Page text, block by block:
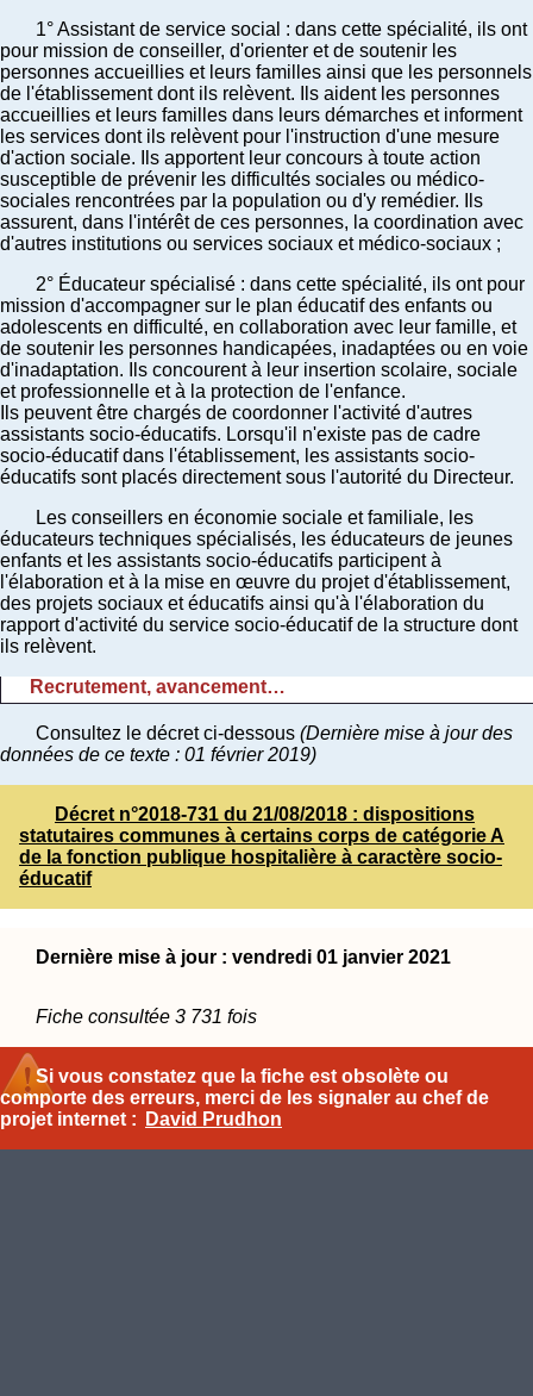
1° Assistant de service social : dans cette spécialité, ils ont
pour mission de conseiller, d'orienter et de soutenir les
personnes accueillies et leurs familles ainsi que les personnels
de l'établissement dont ils relèvent. Ils aident les personnes
accueillies et leurs familles dans leurs démarches et informent
les services dont ils relèvent pour l'instruction d'une mesure
d'action sociale. Ils apportent leur concours à toute action
susceptible de prévenir les difficultés sociales ou médico-
sociales rencontrées par la population ou d'y remédier. Ils
assurent, dans l'intérêt de ces personnes, la coordination avec
d'autres institutions ou services sociaux et médico-sociaux ;
2° Éducateur spécialisé : dans cette spécialité, ils ont pour
mission d'accompagner sur le plan éducatif des enfants ou
adolescents en difficulté, en collaboration avec leur famille, et
de soutenir les personnes handicapées, inadaptées ou en voie
d'inadaptation. Ils concourent à leur insertion scolaire, sociale
et professionnelle et à la protection de l'enfance.
Ils peuvent être chargés de coordonner l'activité d'autres
assistants socio-éducatifs. Lorsqu'il n'existe pas de cadre
socio-éducatif dans l'établissement, les assistants socio-
éducatifs sont placés directement sous l'autorité du Directeur.
Les conseillers en économie sociale et familiale, les
éducateurs techniques spécialisés, les éducateurs de jeunes
enfants et les assistants socio-éducatifs participent à
l'élaboration et à la mise en œuvre du projet d'établissement,
des projets sociaux et éducatifs ainsi qu'à l'élaboration du
rapport d'activité du service socio-éducatif de la structure dont
ils relèvent.
Recrutement, avancement…
Consultez le décret ci-dessous (Dernière mise à jour des
données de ce texte : 01 février 2019)
Décret n°2018-731 du 21/08/2018 : dispositions
statutaires communes à certains corps de catégorie A
de la fonction publique hospitalière à caractère socio-
éducatif
Dernière mise à jour : vendredi 01 janvier 2021
Fiche consultée 3 731 fois
Si vous constatez que la fiche est obsolète ou
comporte des erreurs, merci de les signaler au chef de
projet internet :
David Prudhon